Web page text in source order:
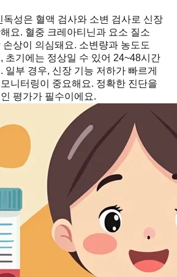
독성은 혈액 검사와 소변 검사로 신장
요. 혈중 크레아티닌과 요소 질소
상이 의심돼요. 소변량과 농도도
초기에는 정상일 수 있어 24~48시간
일부 경우, 신장 기능 저하가 빠르게
니터링이 중요해요. 정확한 진단을
평가가 필수이에요.